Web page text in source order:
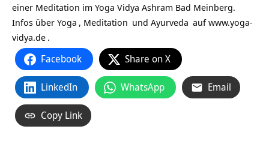
einer Meditation im Yoga Vidya Ashram Bad Meinberg.
Infos über Yoga , Meditation und Ayurveda aufwww.yoga-
vidya.de .
Facebook Share on X
LinkedIn WhatsApp Email
Copy Link